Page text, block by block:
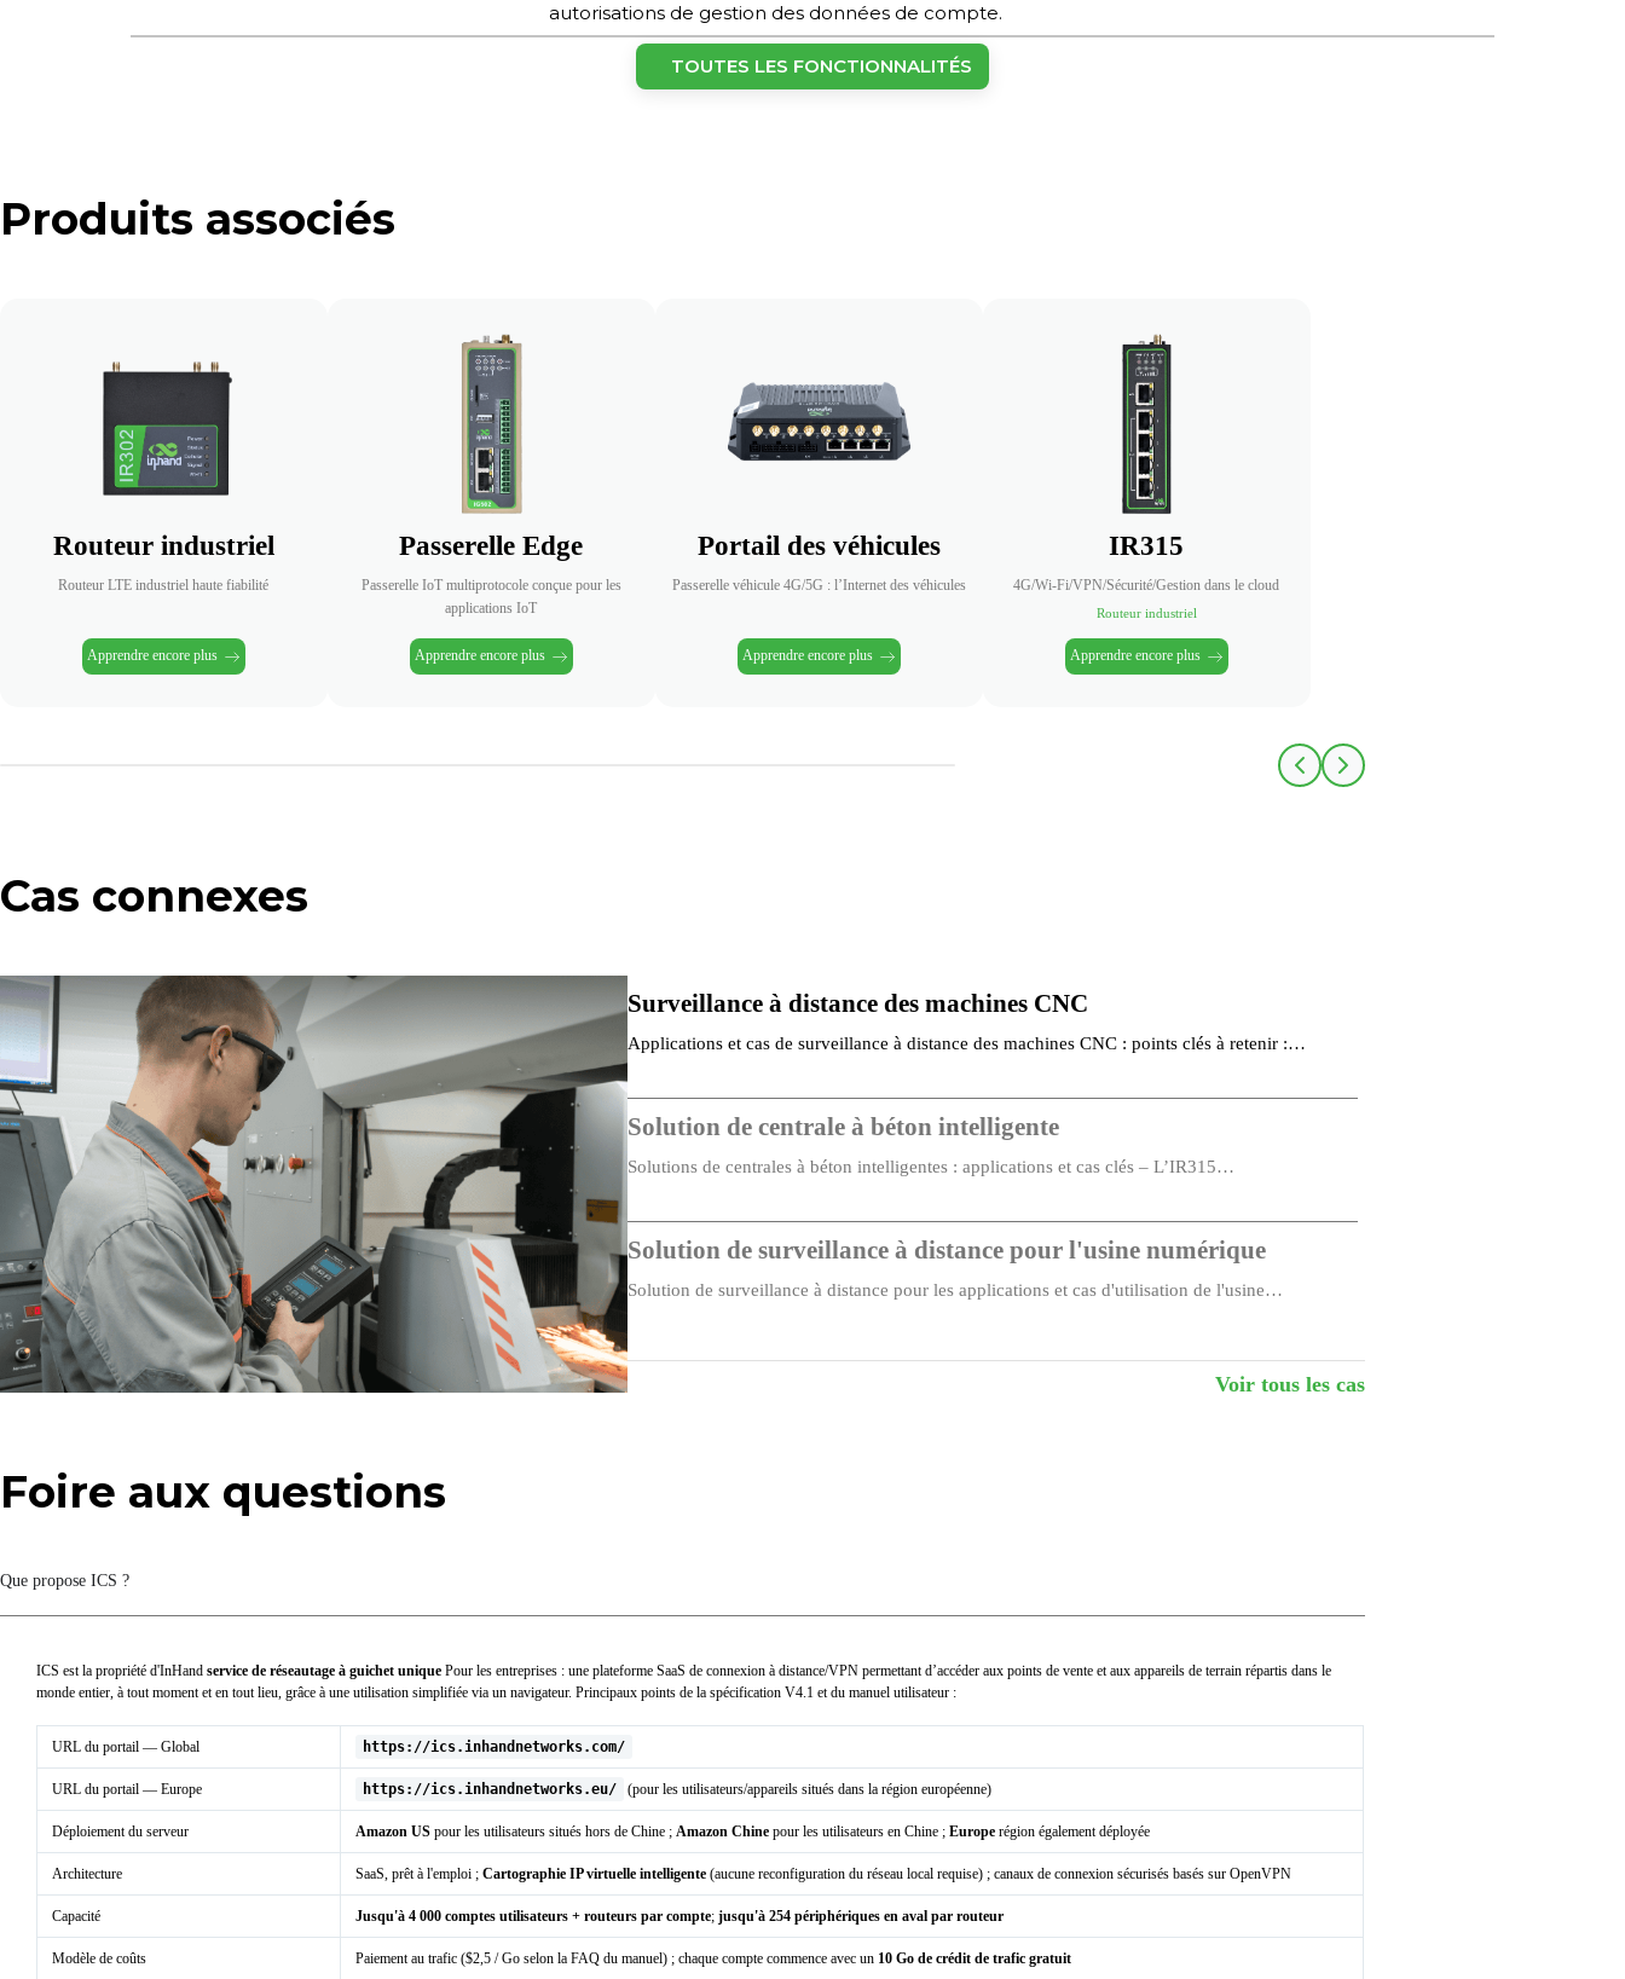
autorisations de gestion des données de compte.
Conçu pour la maintenance à distance des appareils, il prend en charge la maintenance des
automates programmables/IHM et autres dispositifs, avec accès IP virtuel et IP réel.
Statistiques de trafic
Limite d'accès au terminal
TOUTES LES FONCTIONNALITÉS
Produits associés
Routeur industriel
Routeur LTE industriel haute fiabilité
Apprendre encore plus
Passerelle Edge
Passerelle IoT multiprotocole conçue pour les
applications IoT
Apprendre encore plus
Portail des véhicules
Passerelle véhicule 4G/5G : l’Internet des véhicules
Apprendre encore plus
IR315
4G/Wi-Fi/VPN/Sécurité/Gestion dans le cloud
Routeur industriel
Apprendre encore plus
Cas connexes
Surveillance à distance des machines CNC
Applications et cas de surveillance à distance des machines CNC : points clés à retenir :
Solution de centrale à béton intelligente
Solutions de centrales à béton intelligentes : applications et cas clés – L’IR315…
Solution de surveillance à distance pour l'usine numérique
Solution de surveillance à distance pour les applications et cas d'utilisation de l'usine
Surveillance à distance des machines de moulage par injection
Voir tous les cas
Foire aux questions
Que propose ICS ?
ICS est la propriété d'InHand service de réseautage à guichet unique Pour les entreprises : une plateforme SaaS de connexion à distance/VPN permettant d’accéder aux points de vente et aux appareils de terrain répartis dans le
monde entier, à tout moment et en tout lieu, grâce à une utilisation simplifiée via un navigateur. Principaux points de la spécification V4.1 et du manuel utilisateur :
URL du portail — Global https://ics.inhandnetworks.com/
URL du portail — Europe https://ics.inhandnetworks.eu/ (pour les utilisateurs/appareils situés dans la région européenne)
Déploiement du serveur Amazon US pour les utilisateurs situés hors de Chine ; Amazon Chine pour les utilisateurs en Chine ; Europe région également déployée
Architecture SaaS, prêt à l'emploi ; Cartographie IP virtuelle intelligente (aucune reconfiguration du réseau local requise) ; canaux de connexion sécurisés basés sur OpenVPN
Capacité Jusqu'à 4 000 comptes utilisateurs + routeurs par compte; jusqu'à 254 périphériques en aval par routeur
Modèle de coûts Paiement au trafic ($2,5 / Go selon la FAQ du manuel) ; chaque compte commence avec un 10 Go de crédit de trafic gratuit